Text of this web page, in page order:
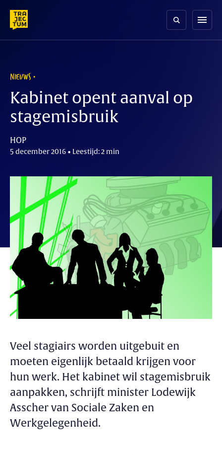
content
menu
NIEUWS
Kabinet opent aanval op
stagemisbruik
HOP
5 december 2016 • Leestijd: 2 min
Veel stagiairs worden uitgebuit en
moeten eigenlijk betaald krijgen voor
hun werk. Het kabinet wil stagemisbruik
aanpakken, schrijft minister Lodewijk
Asscher van Sociale Zaken en
Werkgelegenheid.